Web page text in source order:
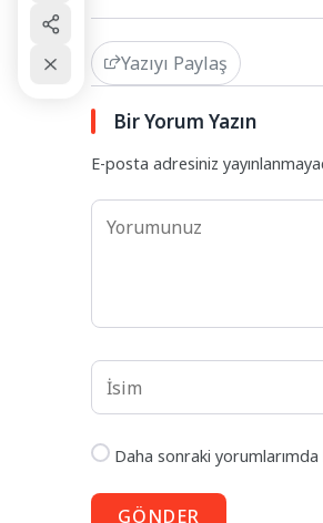
Yazıyı Paylaş
Bir Yorum Yazın
E-posta adresiniz
Daha sonraki yorumlarımda
GÖNDER